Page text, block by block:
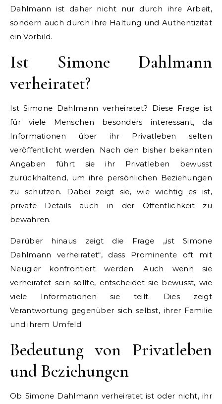
Dahlmann ist daher nicht nur durch ihre Arbeit,
sondern auch durch ihre Haltung und Authentizität
ein Vorbild.
Ist Simone Dahlmann
verheiratet?
Ist Simone Dahlmann verheiratet? Diese Frage ist
für viele Menschen besonders interessant, da
Informationen über ihr Privatleben selten
veröffentlicht werden. Nach den bisher bekannten
Angaben führt sie ihr Privatleben bewusst
zurückhaltend, um ihre persönlichen Beziehungen
zu schützen. Dabei zeigt sie, wie wichtig es ist,
private Details auch in der Öffentlichkeit zu
bewahren.
Darüber hinaus zeigt die Frage „ist Simone
Dahlmann verheiratet“, dass Prominente oft mit
Neugier konfrontiert werden. Auch wenn sie
verheiratet sein sollte, entscheidet sie bewusst, wie
viele Informationen sie teilt. Dies zeigt
Verantwortung gegenüber sich selbst, ihrer Familie
und ihrem Umfeld.
Bedeutung von Privatleben
und Beziehungen
Ob Simone Dahlmann verheiratet ist oder nicht, ihr